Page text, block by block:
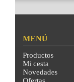
MENÚ
Productos
Mi cesta
Novedades